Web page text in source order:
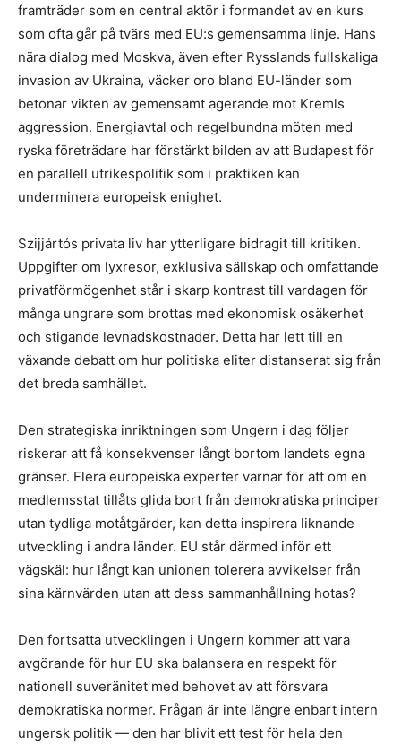
framträder som en central aktör i formandet av en kurs
som ofta går på tvärs med EU:s gemensamma linje. Hans
nära dialog med Moskva, även efter Rysslands fullskaliga
invasion av Ukraina, väcker oro bland EU-länder som
betonar vikten av gemensamt agerande mot Kremls
aggression. Energiavtal och regelbundna möten med
ryska företrädare har förstärkt bilden av att Budapest för
en parallell utrikespolitik som i praktiken kan
underminera europeisk enighet.
Szijjártós privata liv har ytterligare bidragit till kritiken.
Uppgifter om lyxresor, exklusiva sällskap och omfattande
privatförmögenhet står i skarp kontrast till vardagen för
många ungrare som brottas med ekonomisk osäkerhet
och stigande levnadskostnader. Detta har lett till en
växande debatt om hur politiska eliter distanserat sig från
det breda samhället.
Den strategiska inriktningen som Ungern i dag följer
riskerar att få konsekvenser långt bortom landets egna
gränser. Flera europeiska experter varnar för att om en
medlemsstat tillåts glida bort från demokratiska principer
utan tydliga motåtgärder, kan detta inspirera liknande
utveckling i andra länder. EU står därmed inför ett
vägskäl: hur långt kan unionen tolerera avvikelser från
sina kärnvärden utan att dess sammanhållning hotas?
Den fortsatta utvecklingen i Ungern kommer att vara
avgörande för hur EU ska balansera en respekt för
nationell suveränitet med behovet av att försvara
demokratiska normer. Frågan är inte längre enbart intern
ungersk politik — den har blivit ett test för hela den